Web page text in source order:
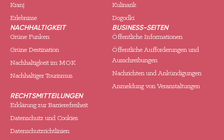
Kranj
Erlebnisse
Kulinarik
Dogodki
NACHHALTIGKEIT
Grüne Funken
Grüne Destination
Nachhaltigkeit im MOK
Nachhaltiger Tourismus
BUSINESS-SEITEN
Öffentliche Informationen
Öffentliche Aufforderungen und
Ausschreibungen
Nachrichten und Ankündigungen
Anmeldung von Veranstaltungen
RECHTSMITTEILUNGEN
Erklärung zur Barrierefreiheit
Datenschutz und Cookies
Datenschutzrichtlinien